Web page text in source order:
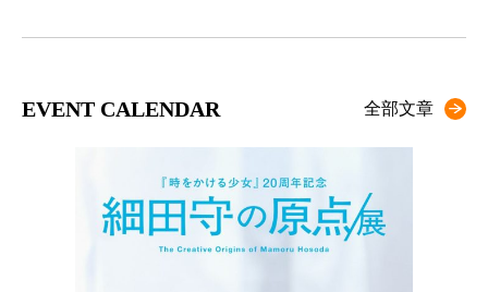
EVENT CALENDAR 全部文章